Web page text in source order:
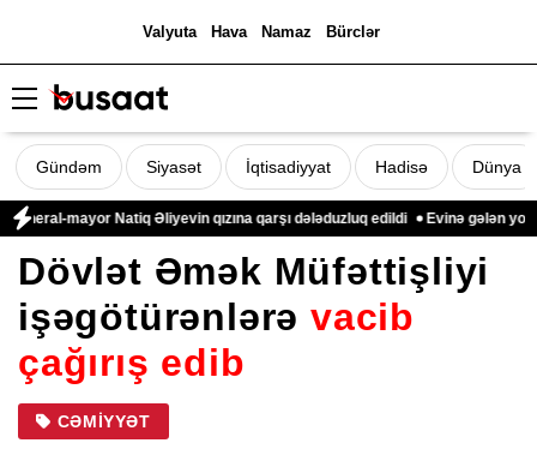
Valyuta Hava Namaz Bürclər
Gündəm Siyasət İqtisadiyyat Hadisə Dünya
mayor Natiq Əliyevin qızına qarşı dələduzluq edildi Evinə gələn yol
Dövlət Əmək Müfəttişliyi
işəgötürənlərəvacib
çağırış edib
CƏMIYYƏT